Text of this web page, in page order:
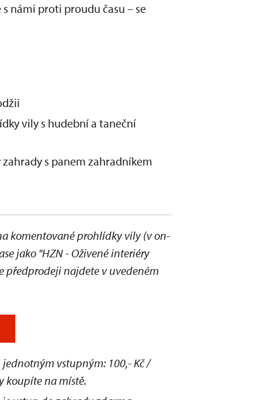
námi proti proudu času – se
vily s hudební a taneční
s panem zahradníkem
komentované prohlídky vily (v on-
jako "HZN - Oživené interiéry
předprodeji najdete v uvedeném
vstupným: 100,- Kč /
koupíte na místě.